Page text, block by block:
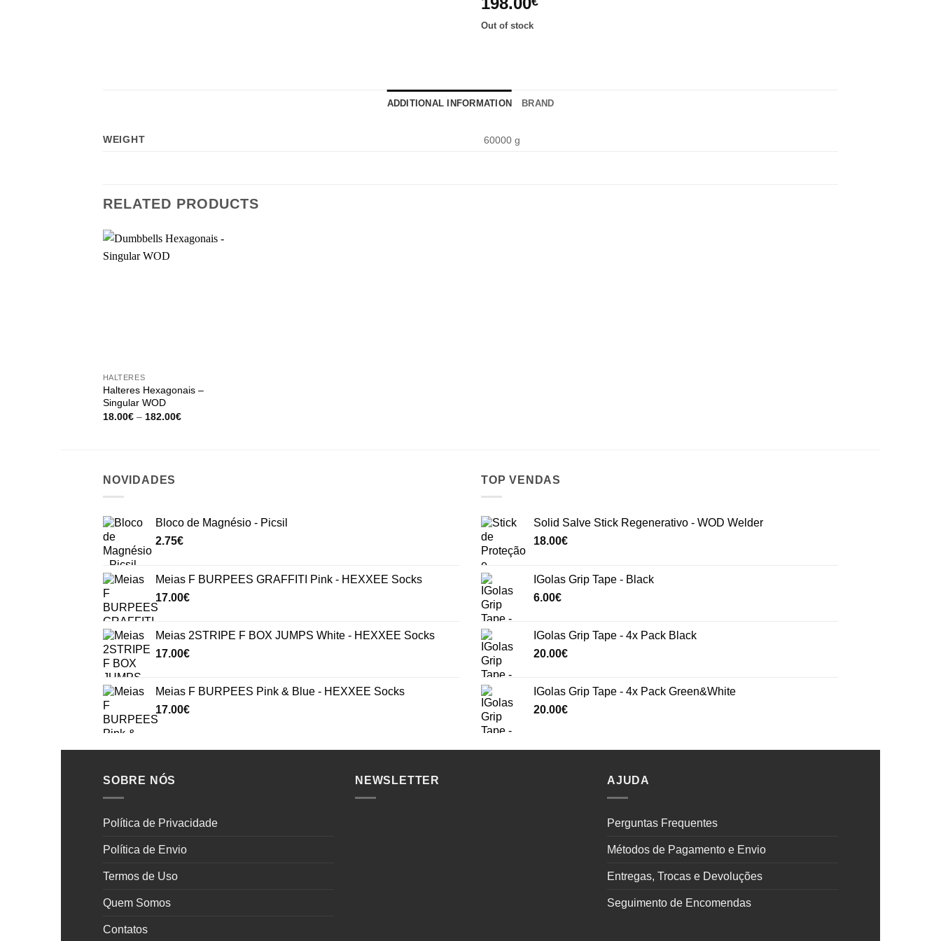
Out of stock
ADDITIONAL INFORMATION BRAND
WEIGHT 60000 g
RELATED PRODUCTS
HALTERES
Halteres Hexagonais –
Singular WOD
18.00€ – 182.00€Price
NOVIDADES
Bloco de Magnésio - Picsil
2.75€
Meias F BURPEES GRAFFITI Pink - HEXXEE Socks
17.00€
Meias 2STRIPE F BOX JUMPS White - HEXXEE Socks
17.00€
Meias F BURPEES Pink & Blue - HEXXEE Socks
17.00€
TOP VENDAS
Solid Salve Stick Regenerativo - WOD Welder
18.00€
IGolas Grip Tape - Black
6.00€
IGolas Grip Tape - 4x Pack Black
20.00€
IGolas Grip Tape - 4x Pack Green&White
20.00€
SOBRE NÓS
Política de Privacidade
Política de Envio
Termos de Uso
Quem Somos
Contatos
NEWSLETTER AJUDA
Perguntas Frequentes
Métodos de Pagamento e Envio
Entregas, Trocas e Devoluções
Seguimento de Encomendas